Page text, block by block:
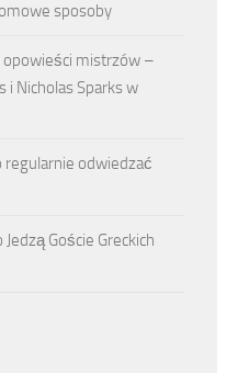
sposoby
opowieści mistrzów –
i Nicholas Sparks w
regularnie odwiedzać
Jedzą Goście Greckich